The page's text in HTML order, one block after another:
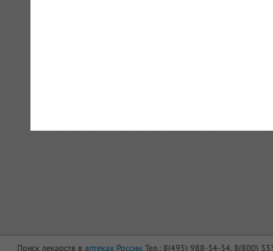
Поиск лекарств в аптеках России. Тел.: 8(495) 988-34-34, 8(800)